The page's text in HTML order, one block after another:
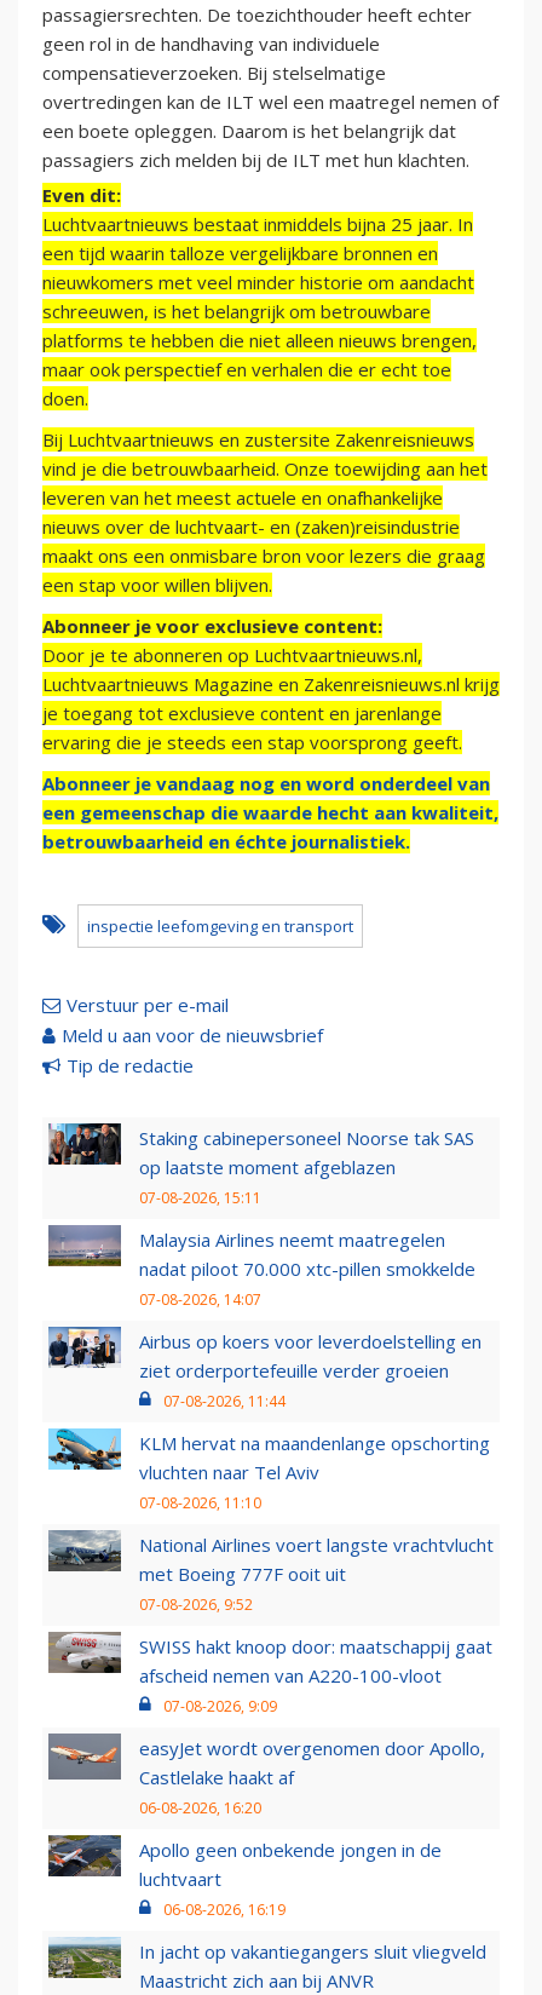
passagiersrechten. De toezichthouder heeft echter
geen rol in de handhaving van individuele
compensatieverzoeken. Bij stelselmatige
overtredingen kan de ILT wel een maatregel nemen of
een boete opleggen. Daarom is het belangrijk dat
passagiers zich melden bij de ILT met hun klachten.
Even dit:
Luchtvaartnieuws bestaat inmiddels bijna 25 jaar. In
een tijd waarin talloze vergelijkbare bronnen en
nieuwkomers met veel minder historie om aandacht
schreeuwen, is het belangrijk om betrouwbare
platforms te hebben die niet alleen nieuws brengen,
maar ook perspectief en verhalen die er echt toe
doen.
Bij Luchtvaartnieuws en zustersite Zakenreisnieuws
vind je die betrouwbaarheid. Onze toewijding aan het
leveren van het meest actuele en onafhankelijke
nieuws over de luchtvaart- en (zaken)reisindustrie
maakt ons een onmisbare bron voor lezers die graag
een stap voor willen blijven.
Abonneer je voor exclusieve content:
Door je te abonneren op Luchtvaartnieuws.nl,
Luchtvaartnieuws Magazine en Zakenreisnieuws.nl krijg
je toegang tot exclusieve content en jarenlange
ervaring die je steeds een stap voorsprong geeft.
Abonneer je vandaag nog en word onderdeel van
een gemeenschap die waarde hecht aan kwaliteit,
betrouwbaarheid en échte journalistiek.
inspectie leefomgeving en transport
Verstuur per e-mail
Meld u aan voor de nieuwsbrief
Tip de redactie
Staking cabinepersoneel Noorse tak SAS
op laatste moment afgeblazen
07-08-2026, 15:11
Malaysia Airlines neemt maatregelen
nadat piloot 70.000 xtc-pillen smokkelde
07-08-2026, 14:07
Airbus op koers voor leverdoelstelling en
ziet orderportefeuille verder groeien
07-08-2026, 11:44
KLM hervat na maandenlange opschorting
vluchten naar Tel Aviv
07-08-2026, 11:10
National Airlines voert langste vrachtvlucht
met Boeing 777F ooit uit
07-08-2026, 9:52
SWISS hakt knoop door: maatschappij gaat
afscheid nemen van A220-100-vloot
07-08-2026, 9:09
easyJet wordt overgenomen door Apollo,
Castlelake haakt af
06-08-2026, 16:20
Apollo geen onbekende jongen in de
luchtvaart
06-08-2026, 16:19
In jacht op vakantiegangers sluit vliegveld
Maastricht zich aan bij ANVR